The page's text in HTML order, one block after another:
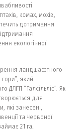
комах, мохів,
дотримання
екологічної
ландшафтного
який
ДЛГП “Галсільліс”. Як
для
занесені,
та Червоної
21 га.